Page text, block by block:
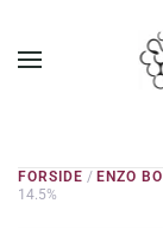
GÅ TIL
FORSIDE / ENZO
14.5%